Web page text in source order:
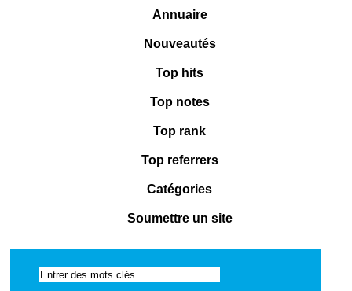
Annuaire
Nouveautés
Top hits
Top notes
Top rank
Top referrers
Catégories
Soumettre un site